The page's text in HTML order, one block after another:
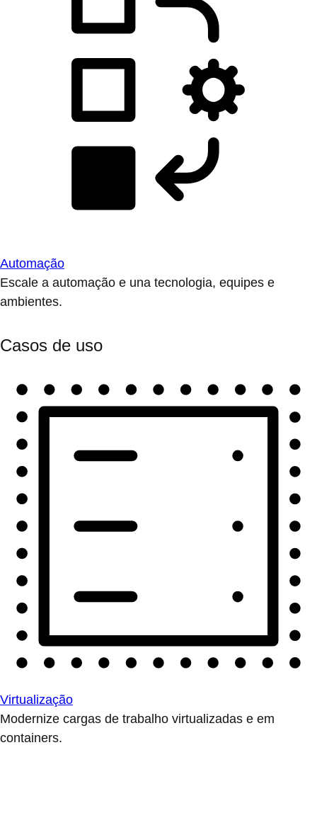
Automação
Escale a automação e una tecnologia, equipes e
ambientes.
Casos de uso
Virtualização
Modernize cargas de trabalho virtualizadas e em
containers.